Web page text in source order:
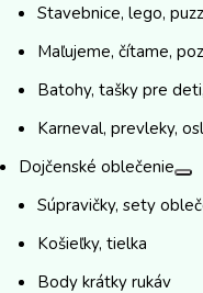
Stavebnice, lego,
Maľujeme, čítame,
Batohy, tašky pre
Karneval, prevleky,
Dojčenské oblečenie
Súpravičky, sety
Košieľky, tielka
Body krátky rukáv